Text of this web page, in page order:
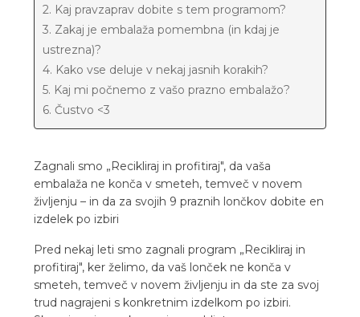
2. Kaj pravzaprav dobite s tem programom?
3. Zakaj je embalaža pomembna (in kdaj je
ustrezna)?
4. Kako vse deluje v nekaj jasnih korakih?
5. Kaj mi počnemo z vašo prazno embalažo?
6. Čustvo <3
Zagnali smo „Recikliraj in profitiraj", da vaša
embalaža ne konča v smeteh, temveč v novem
življenju – in da za svojih 9 praznih lončkov dobite en
izdelek po izbiri
Pred nekaj leti smo zagnali program „Recikliraj in
profitiraj", ker želimo, da vaš lonček ne konča v
smeteh, temveč v novem življenju in da ste za svoj
trud nagrajeni s konkretnim izdelkom po izbiri.